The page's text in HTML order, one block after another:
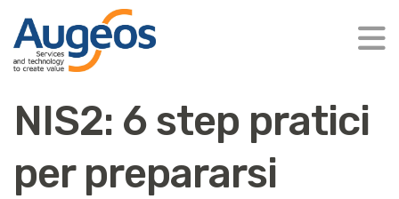
NIS2: 6 step pratici
per prepararsi